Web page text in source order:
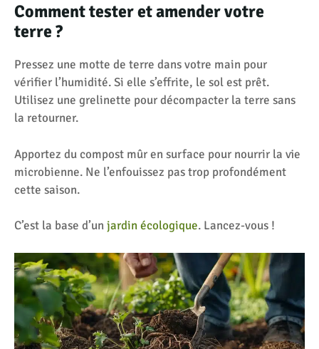
Comment tester et amender votre
terre ?
Pressez une motte de terre dans votre main pour
vérifier l’humidité. Si elle s’effrite, le sol est prêt.
Utilisez une grelinette pour décompacter la terre sans
la retourner.
Apportez du compost mûr en surface pour nourrir la vie
microbienne. Ne l’enfouissez pas trop profondément
cette saison.
C’est la base d’unjardin écologique. Lancez-vous !